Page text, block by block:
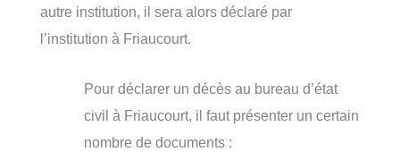
autre institution, il sera alors déclaré par
l’institution à Friaucourt.
Pour déclarer un décès au bureau d’état
civil à Friaucourt, il faut présenter un certain
nombre de documents :